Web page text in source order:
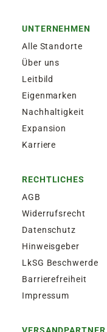
UNTERNEHMEN
Alle Standorte
Über uns
Leitbild
Eigenmarken
Nachhaltigkeit
Expansion
Karriere
RECHTLICHES
AGB
Widerrufsrecht
Datenschutz
Hinweisgeber
LkSG Beschwerde
Barrierefreiheit
Impressum